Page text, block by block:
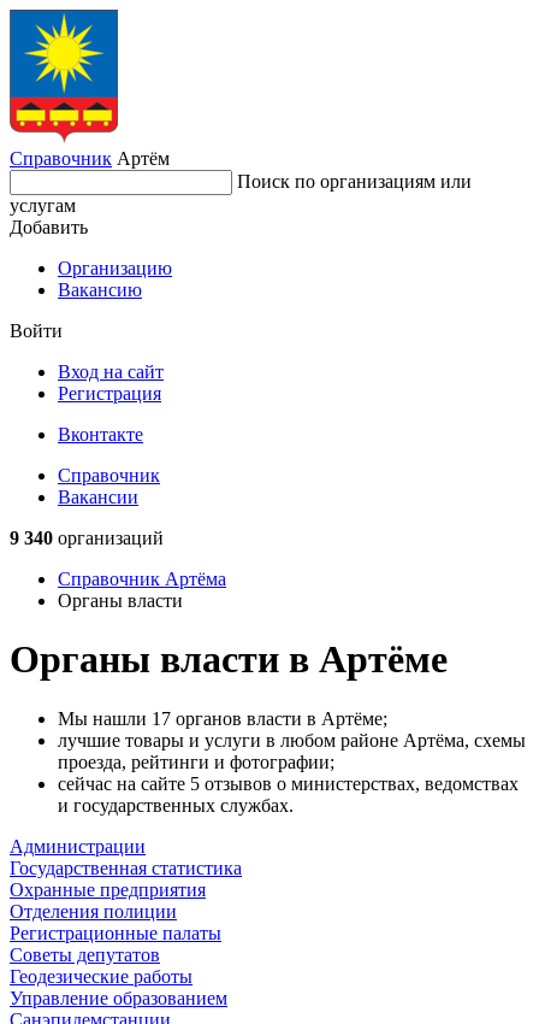
Справочник Артём
Поиск по организациям или
услугам
Добавить
Организацию
Вакансию
Войти
Вход на сайт
Регистрация
Вконтакте
Справочник
Вакансии
9 340 организаций
Справочник Артёма
Органы власти
Органы власти в Артёме
Мы нашли 17 органов власти в Артёме;
лучшие товары и услуги в любом районе Артёма, схемы
проезда, рейтинги и фотографии;
сейчас на сайте 5 отзывов о министерствах, ведомствах
и государственных службах.
Администрации
Государственная статистика
Охранные предприятия
Отделения полиции
Регистрационные палаты
Советы депутатов
Геодезические работы
Управление образованием
Санэпидемстанции